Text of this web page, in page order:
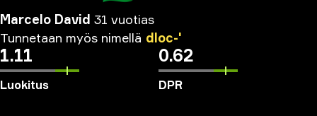
Marcelo David 31 vuotias
Tunnetaan myös nimellä dloc-'
1.11
Luokitus
0.62
DPR